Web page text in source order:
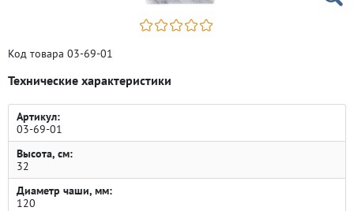
Код товара 03-69-01
Технические характеристики
Артикул:
03-69-01
Высота, см:
32
Диаметр чаши, мм:
120